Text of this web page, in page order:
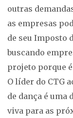
outras
as empresas
de seu Imposto
buscando
projeto porque
O líder do CTG
de dança é uma
viva para as